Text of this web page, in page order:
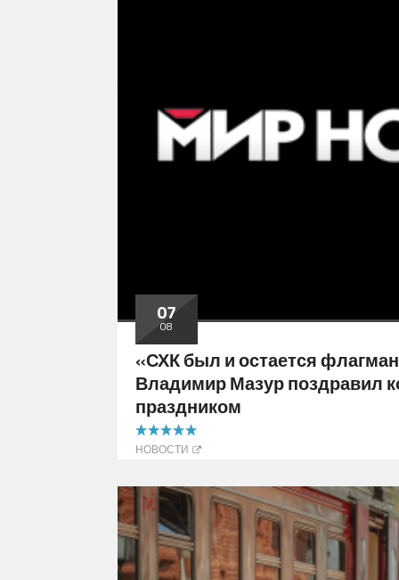
07
08
«СХК был и остается
Владимир Мазур поздравил
праздником
5.00 out of 5
НОВОСТИ